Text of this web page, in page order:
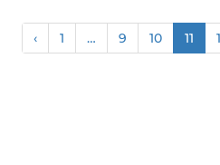
‹ 1 … 9 10 11